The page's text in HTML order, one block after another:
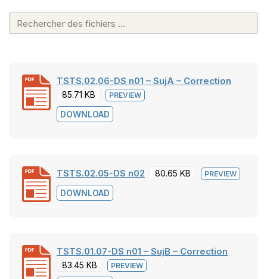
TSTS.02.06-DS n01 – SujA – Correction
85.71 KB PREVIEW
DOWNLOAD
TSTS.02.05-DS n02 80.65 KB PREVIEW
DOWNLOAD
TSTS.01.07-DS n01 – SujB – Correction
83.45 KB PREVIEW